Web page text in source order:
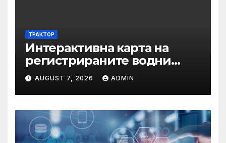
ТРАКТОР
Интерактивна карта на
регистрираните водни
бази по Черноморието за
летния сезон на 2026 г.
AUGUST 7, 2026 ADMIN